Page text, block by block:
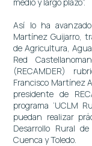
Así lo ha
Martínez Guijarro,
de Agricultura,
Red
(RECAMDER)
Francisco Martínez
presidente de
programa ‘UCLM
puedan realizar
Desarrollo Rural
Cuenca y Toledo.